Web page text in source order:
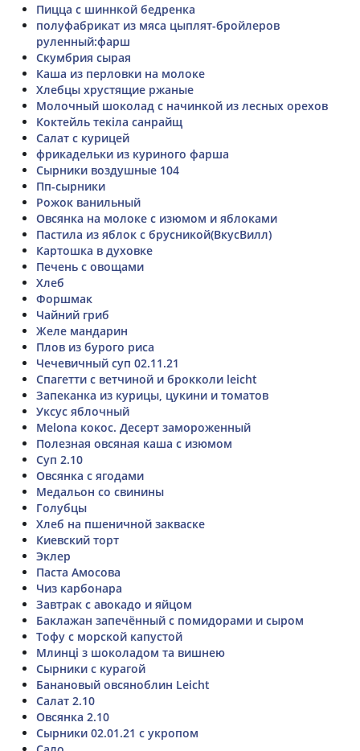
Пицца с шиннкой бедренка
полуфабрикат из мяса цыплят-бройлеров
руленный:фарш
Скумбрия сырая
Каша из перловки на молоке
Хлебцы хрустящие ржаные
Молочный шоколад с начинкой из лесных орехов
Коктейль текіла санрайщ
Салат с курицей
фрикадельки из куриного фарша
Сырники воздушные 104
Пп-сырники
Рожок ванильный
Овсянка на молоке с изюмом и яблоками
Пастила из яблок с брусникой(ВкусВилл)
Картошка в духовке
Печень с овощами
Хлеб
Форшмак
Чайний гриб
Желе мандарин
Плов из бурого риса
Чечевичный суп 02.11.21
Спагетти с ветчиной и брокколи leicht
Запеканка из курицы, цукини и томатов
Уксус яблочный
Melona кокос. Десерт замороженный
Полезная овсяная каша с изюмом
Суп 2.10
Овсянка с ягодами
Медальон со свинины
Голубцы
Хлеб на пшеничной закваске
Киевский торт
Эклер
Паста Амосова
Чиз карбонара
Завтрак с авокадо и яйцом
Баклажан запечённый с помидорами и сыром
Тофу с морской капустой
Млинці з шоколадом та вишнею
Сырники с курагой
Банановый овсяноблин Leicht
Салат 2.10
Овсянка 2.10
Сырники 02.01.21 с укропом